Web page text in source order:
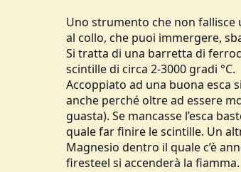
Uno strumento che non fallisce
al collo, che puoi immergere,
Si tratta di una barretta di
scintille di circa 2-3000 gradi °C.
Accoppiato ad una buona esca
anche perché oltre ad essere
guasta). Se mancasse l’esca
quale far finire le scintille. Un
Magnesio dentro il quale c’è
firesteel si accenderà la fiamma.